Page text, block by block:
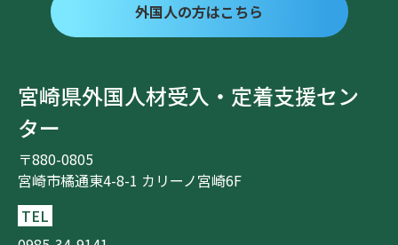
外国人の方はこちら
宮崎県外国人材受入・定着支援セン
ター
〒880-0805
宮崎市橘通東4-8-1 カリーノ宮崎6F
TEL